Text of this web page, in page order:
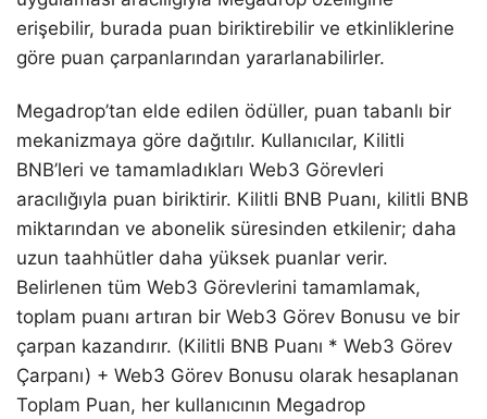
erişebilir, burada puan biriktirebilir ve etkinliklerine
göre puan çarpanlarından yararlanabilirler.
Megadrop’tan elde edilen ödüller, puan tabanlı bir
mekanizmaya göre dağıtılır. Kullanıcılar, Kilitli
BNB’leri ve tamamladıkları Web3 Görevleri
aracılığıyla puan biriktirir. Kilitli BNB Puanı, kilitli BNB
miktarından ve abonelik süresinden etkilenir; daha
uzun taahhütler daha yüksek puanlar verir.
Belirlenen tüm Web3 Görevlerini tamamlamak,
toplam puanı artıran bir Web3 Görev Bonusu ve bir
çarpan kazandırır. (Kilitli BNB Puanı * Web3 Görev
Çarpanı) + Web3 Görev Bonusu olarak hesaplanan
Toplam Puan, her kullanıcının Megadrop